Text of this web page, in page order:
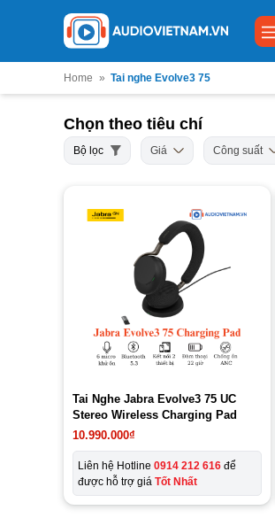
Home » Tai nghe Evolve3 75
Chọn theo tiêu chí
Bộ lọc Giá Công suất
Tai Nghe Jabra Evolve3 75 UC
Stereo Wireless Charging Pad
10.990.000₫
Liên hệ Hotline 0914 212 616 để
được hỗ trợ giá Tốt Nhất